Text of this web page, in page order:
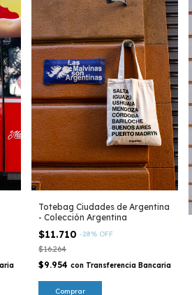
Totebag Ciudades de Argentina
- Colección Argentina
$11.710 -28% OFF
$16.264
$9.954 con Transferencia Bancaria